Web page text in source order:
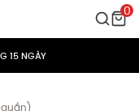
0
ĐƠN HÀNG
15 NGÀY
quần)